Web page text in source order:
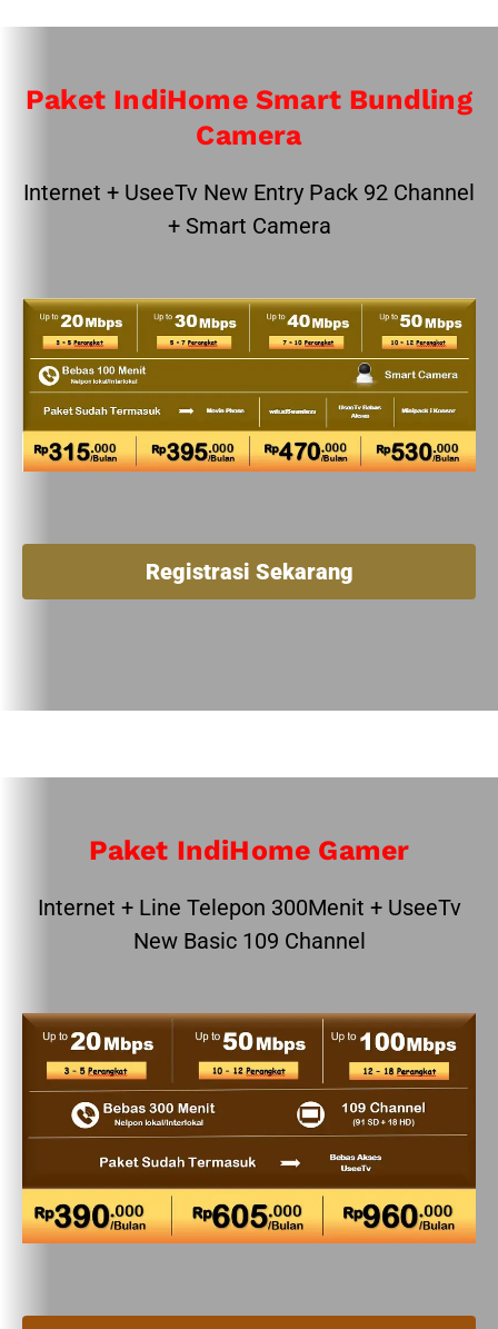
Paket IndiHome Smart Bundling
Camera
Internet + UseeTv New Entry Pack 92 Channel
+ Smart Camera
Registrasi Sekarang
Paket IndiHome Gamer
Internet + Line Telepon 300Menit + UseeTv
New Basic 109 Channel